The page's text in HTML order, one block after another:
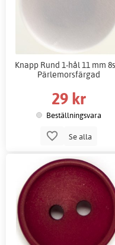
Knapp Rund 1-hål 11 mm
Pärlemorsfärgad
29 kr
Beställningsvara
Se alla